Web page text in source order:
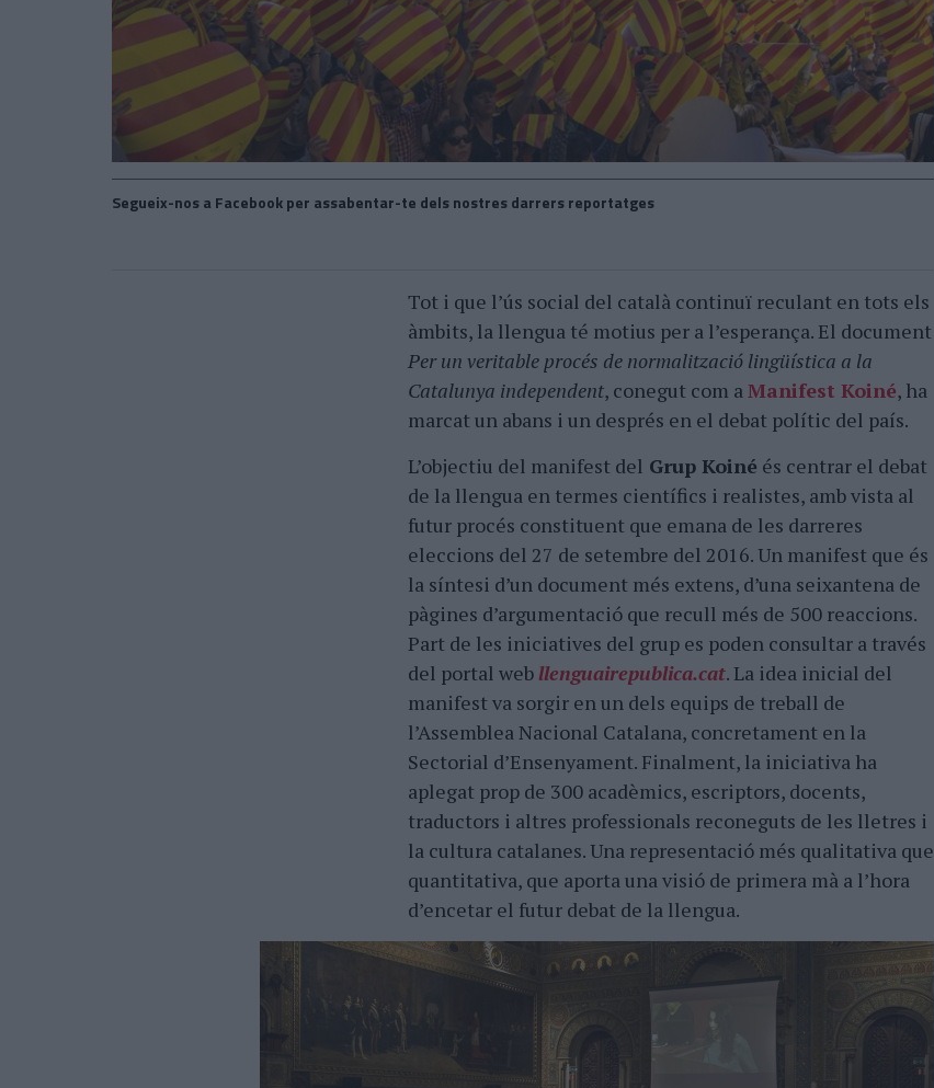
Segueix-nos a Facebook per assabentar-te dels nostres darrers reportatges
Tot i que l’ús social del català continuï reculant en tots els
àmbits, la llengua té motius per a l’esperança. El document
Per un veritable procés de normalització lingüística a la
Catalunya independent, conegut com aManifest Koiné, ha
marcat un abans i un després en el debat polític del país.
L’objectiu del manifest del Grup Koiné és centrar el debat
de la llengua en termes científics i realistes, amb vista al
futur procés constituent que emana de les darreres
eleccions del 27 de setembre del 2016. Un manifest que és
la síntesi d’un document més extens, d’una seixantena de
pàgines d’argumentació que recull més de 500 reaccions.
Part de les iniciatives del grup es poden consultar a través
del portal web llenguairepublica.cat. La idea inicial del
manifest va sorgir en un dels equips de treball de
l’Assemblea Nacional Catalana, concretament en la
Sectorial d’Ensenyament. Finalment, la iniciativa ha
aplegat prop de 300 acadèmics, escriptors, docents,
traductors i altres professionals reconeguts de les lletres i
la cultura catalanes. Una representació més qualitativa que
quantitativa, que aporta una visió de primera mà a l’hora
d’encetar el futur debat de la llengua.